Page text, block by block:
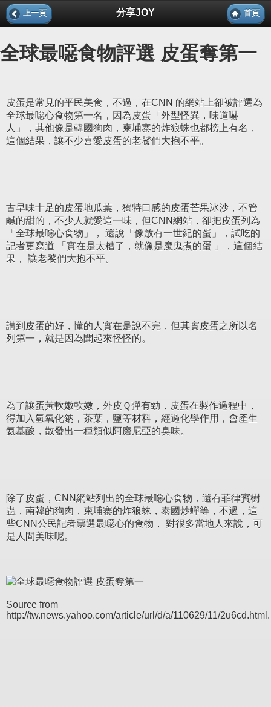
上一頁 分享JOY 首頁
全球最噁食物評選 皮蛋奪第一
皮蛋是常見的平民美食，不過，在CNN 的網站上卻被評選為
全球最噁心食物第一名，因為皮蛋「外型怪異，味道嚇
人」，其他像是韓國狗肉，柬埔寨的炸狼蛛也都榜上有名，
這個結果，讓不少喜愛皮蛋的老饕們大抱不平。
古早味十足的皮蛋地瓜葉，獨特口感的皮蛋芒果冰沙，不管
鹹的甜的，不少人就愛這一味，但CNN網站，卻把皮蛋列為
「全球最噁心食物」， 還說「像放有一世紀的蛋」，試吃的
記者更寫道 「實在是太糟了，就像是魔鬼煮的蛋 」，這個結
果， 讓老饕們大抱不平。
講到皮蛋的好，懂的人實在是說不完，但其實皮蛋之所以名
列第一，就是因為聞起來怪怪的。
為了讓蛋黃軟嫩軟嫩，外皮Ｑ彈有勁，皮蛋在製作過程中，
得加入氫氧化鈉，茶葉，鹽等材料，經過化學作用，會產生
氨基酸，散發出一種類似阿磨尼亞的臭味。
除了皮蛋，CNN網站列出的全球最噁心食物，還有菲律賓樹
蟲，南韓的狗肉，柬埔寨的炸狼蛛，泰國炒蟬等，不過，這
些CNN公民記者票選最噁心的食物， 對很多當地人來說，可
是人間美味呢。
Source from
http://tw.news.yahoo.com/article/url/d/a/110629/11/2u6cd.html.